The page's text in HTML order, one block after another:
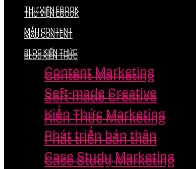
THƯ VIỆN EBOOK
MẪU CONTENT
BLOG KIẾN THỨC
Content Marketing
Seft-made Creative
Kiến Thức Marketing
Phát triển bản thân
Case Study Marketing
THƯ VIỆN EBOOK
MẪU CONTENT
BLOG KIẾN THỨC
Content Marketing
Seft-made Creative
Kiến Thức Marketing
Phát triển bản thân
Case Study Marketing